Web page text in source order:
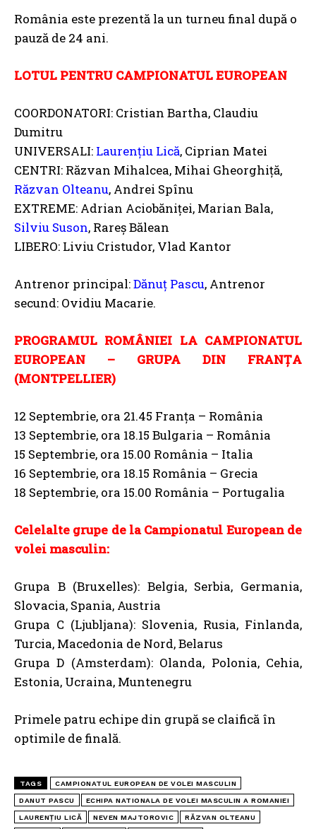
România este prezentă la un turneu final după o
pauză de 24 ani.
LOTUL PENTRU CAMPIONATUL EUROPEAN
COORDONATORI: Cristian Bartha, Claudiu
Dumitru
UNIVERSALI: Laurențiu Lică, Ciprian Matei
CENTRI: Răzvan Mihalcea, Mihai Gheorghiță,
Răzvan Olteanu, Andrei Spînu
EXTREME: Adrian Aciobăniței, Marian Bala,
Silviu Suson, Rareș Bălean
LIBERO: Liviu Cristudor, Vlad Kantor
Antrenor principal:Dănuț Pascu, Antrenor
secund: Ovidiu Macarie.
PROGRAMUL ROMÂNIEI LA CAMPIONATUL
EUROPEAN – GRUPA DIN FRANȚA
(MONTPELLIER)
12 Septembrie, ora 21.45 Franța – România
13 Septembrie, ora 18.15 Bulgaria – România
15 Septembrie, ora 15.00 România – Italia
16 Septembrie, ora 18.15 România – Grecia
18 Septembrie, ora 15.00 România – Portugalia
Celelalte grupe de la Campionatul European de
volei masculin:
Grupa B (Bruxelles): Belgia, Serbia, Germania,
Slovacia, Spania, Austria
Grupa C (Ljubljana): Slovenia, Rusia, Finlanda,
Turcia, Macedonia de Nord, Belarus
Grupa D (Amsterdam): Olanda, Polonia, Cehia,
Estonia, Ucraina, Muntenegru
Primele patru echipe din grupă se claifică în
optimile de finală.
TAGS CAMPIONATUL EUROPEAN DE VOLEI MASCULIN
DANUT PASCU ECHIPA NATIONALA DE VOLEI MASCULIN A ROMANIEI
LAURENȚIU LICĂ NEVEN MAJTOROVIC RĂZVAN OLTEANU